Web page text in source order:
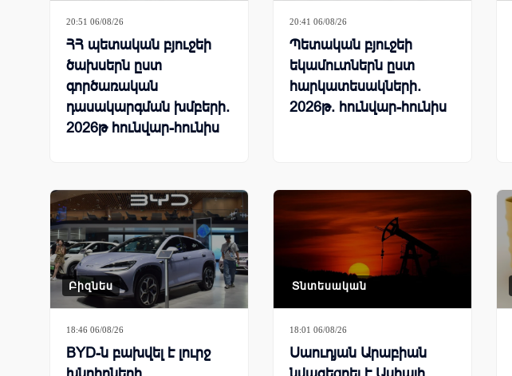
20:51 06/08/26
ՀՀ պետական բյուջեի
ծախսերն ըստ
գործառական
դասակարգման խմբերի.
2026թ հունվար-հունիս
20:41 06/08/26
Պետական բյուջեի
եկամուտներն ըստ
հարկատեսակների.
2026թ. հունվար-հունիս
Բիզնես
18:46 06/08/26
BYD-ն բախվել է լուրջ
Տնտեսական
18:01 06/08/26
Սաուդյան Արաբիան